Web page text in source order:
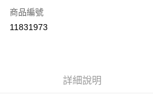
每筆NT$60，滿NT$599(含以上)免運費
付款後全家取貨
每筆NT$60，滿NT$599(含以上)免運費
商品編號
11831973
詳細說明